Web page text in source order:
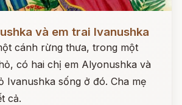
và em trai Ivanushka
cánh rừng thưa, trong một
có hai chị em Alyonushka và
Ivanushka sống ở đó. Cha mẹ
cả.